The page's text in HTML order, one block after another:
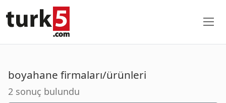
boyahane firmaları/ürünleri
2 sonuç bulundu